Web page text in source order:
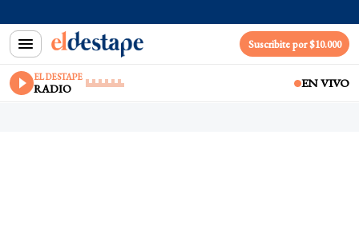
Suscribite por $10.000
EL DESTAPE
RADIO EN VIVO